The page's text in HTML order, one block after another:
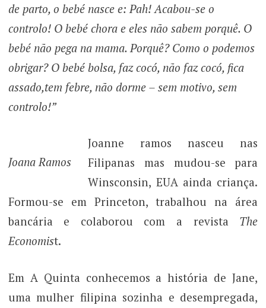
de parto, o bebé nasce e: Pah! Acabou-se o
controlo! O bebé chora e eles não sabem porquê. O
bebé não pega na mama. Porquê? Como o podemos
obrigar? O bebé bolsa, faz cocó, não faz cocó, fica
assado,tem febre, não dorme – sem motivo, sem
controlo!”
Joana Ramos
Joanne ramos nasceu nas
Filipanas mas mudou-se para
Winsconsin, EUA ainda criança.
Formou-se em Princeton, trabalhou na área
bancária e colaborou com a revista The
Economist.
Em A Quinta conhecemos a história de Jane,
uma mulher filipina sozinha e desempregada,